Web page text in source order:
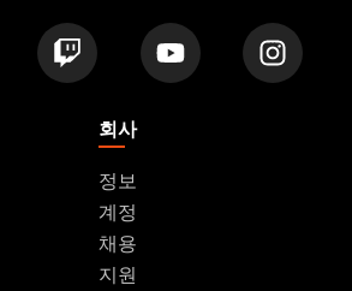
회사
정보
계정
채용
지원